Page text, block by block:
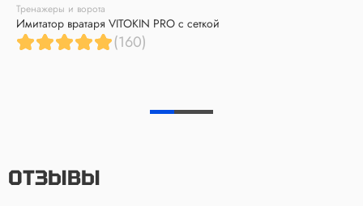
Тренажеры и ворота
Имитатор вратаря VITOKIN PRO с сеткой
(160)
ОТЗЫВЫ